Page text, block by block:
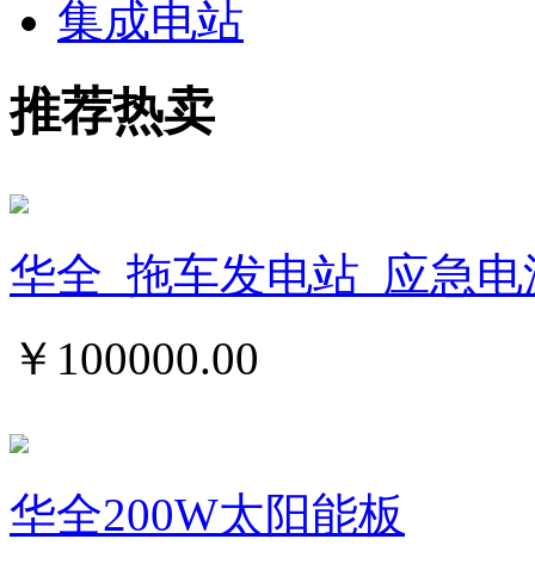
集成电站
推荐热卖
华全_拖车发电站_应急
￥ 100000.00
华全200W太阳能板